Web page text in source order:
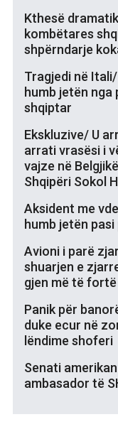
Kthesë
kombëtares
shpërndarje
Tragjedi në
humb jetën
shqiptar
Ekskluzive/ U
arrati vrasësi i
vajze në
Shqipëri Sokol
Aksident me
humb jetën
Avioni i parë
shuarjen e
gjen më të
Panik për
duke ecur në
lëndime shoferi
Senati
ambasador të